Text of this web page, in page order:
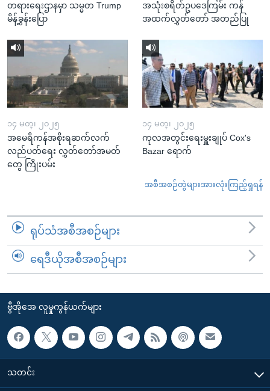
တရားရေးဌာနမှာ သမ္မတ Trump
မိန့်ခွန်းပြော
အသုံးစရိတ်ဥပဒေကြမ်း ကန်
အထက်လွှတ်တော် အတည်ပြု
၁၄ မတ္၊ ၂၀၂၅
အမေရိကန်အစိုးရဆက်လက်
လည်ပတ်ရေး လွှတ်တော်အမတ်
တွေ ကြိုးပမ်း
၁၄ မတ္၊ ၂၀၂၅
ကုလအတွင်းရေးမှူးချုပ် Cox's
Bazar ရောက်
အစီအစဉ်တွဲများအားလုံးကြည့်ရှုရန်
ရုပ်သံအစီအစဉ်များ
ရေဒီယိုအစီအစဉ်များ
ဗွီအိုအေ လူမှုကွန်ယက်များ
သတင်း